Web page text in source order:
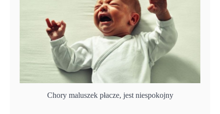
Chory maluszek płacze, jest niespokojny